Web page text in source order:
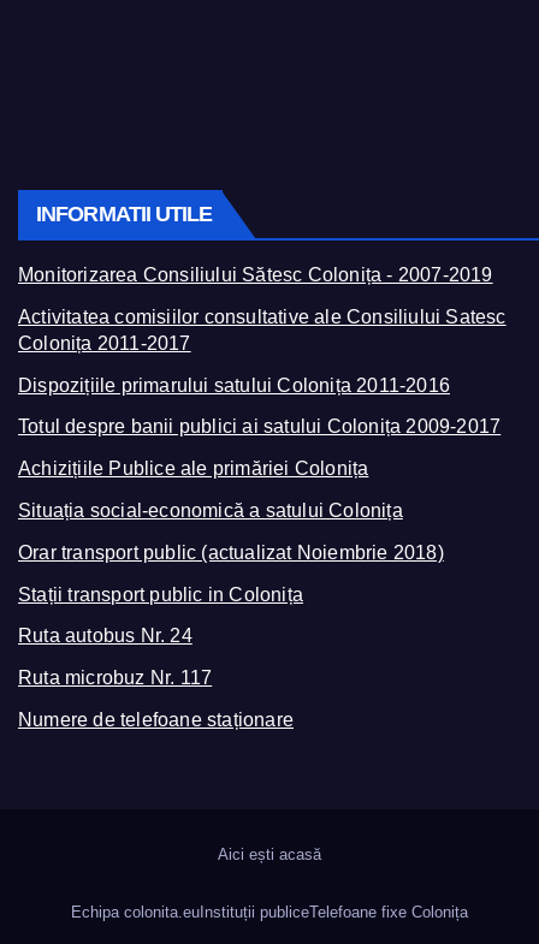
INFORMATII UTILE
Monitorizarea Consiliului Sătesc Colonița - 2007-2019
Activitatea comisiilor consultative ale Consiliului Satesc
Colonița 2011-2017
Dispozițiile primarului satului Colonița 2011-2016
Totul despre banii publici ai satului Colonița 2009-2017
Achizițiile Publice ale primăriei Colonița
Situația social-economică a satului Colonița
Orar transport public (actualizat Noiembrie 2018)
Stații transport public in Colonița
Ruta autobus Nr. 24
Ruta microbuz Nr. 117
Numere de telefoane staționare
Aici ești acasă
Echipa colonita.eu Instituții publiceTelefoane fixe Colonița